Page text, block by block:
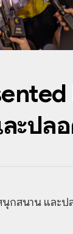
ละปล
สนุกสนาน แล